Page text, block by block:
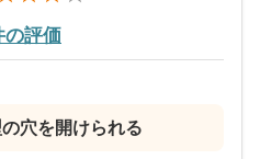
の評価
穴を開けられる